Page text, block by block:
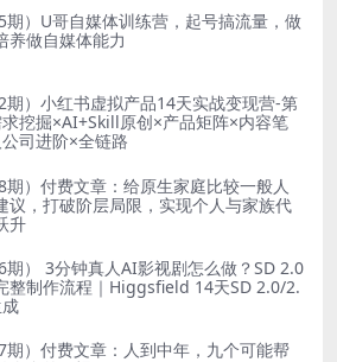
期）U哥自媒体训练营，起号搞流量，做
养做自媒体能力
期）小红书虚拟产品14天实战变现营-第
挖掘×AI+Skill原创×产品矩阵×内容笔
司进阶×全链路
期）付费文章：给原生家庭比较一般人
议，打破阶层局限，实现个人与家族代
升
期） 3分钟真人AI影视剧怎么做？SD 2.0
整制作流程｜Higgsfield 14天SD 2.0/2.
期）付费文章：人到中年，九个可能帮